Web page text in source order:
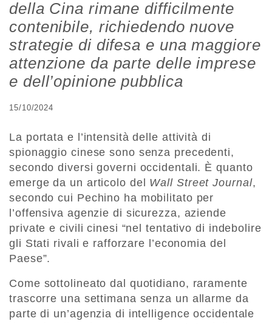
della Cina rimane difficilmente
contenibile, richiedendo nuove
strategie di difesa e una maggiore
attenzione da parte delle imprese
e dell’opinione pubblica
15/10/2024
La portata e l’intensità delle attività di
spionaggio cinese sono senza precedenti,
secondo diversi governi occidentali. È quanto
emerge da un articolo del Wall Street Journal,
secondo cui Pechino ha mobilitato per
l’offensiva agenzie di sicurezza, aziende
private e civili cinesi “nel tentativo di indebolire
gli Stati rivali e rafforzare l’economia del
Paese”.
Come sottolineato dal quotidiano, raramente
trascorre una settimana senza un allarme da
parte di un’agenzia di intelligence occidentale